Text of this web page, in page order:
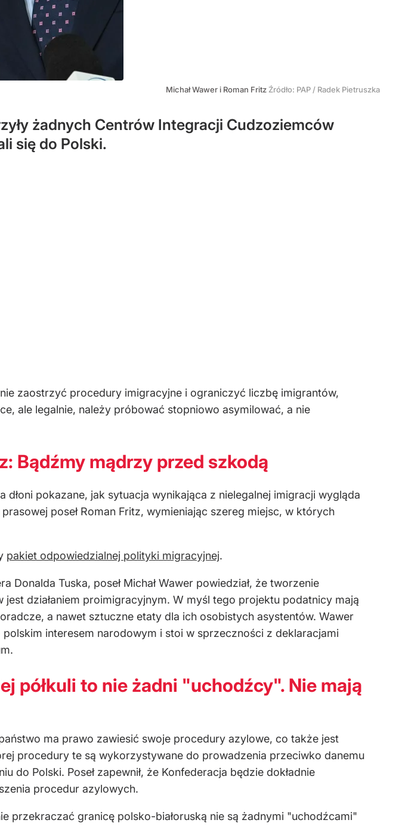
Michał Wawer i Roman Fritz Źródło: PAP / Radek Pietruszka
żadnych Centrów Integracji Cudzoziemców
się do Polski.
zaostrzyć procedury imigracyjne i ograniczyć liczbę imigrantów,
ale legalnie, należy próbować stopniowo asymilować, a nie
Bądźmy mądrzy przed szkodą
pokazane, jak sytuacja wynikająca z nielegalnej imigracji wygląda
poseł Roman Fritz, wymieniając szereg miejsc, w których
pakiet odpowiedzialnej polityki migracyjnej.
Donalda Tuska, poseł Michał Wawer powiedział, że tworzenie
działaniem proimigracyjnym. W myśl tego projektu podatnicy mają
a nawet sztuczne etaty dla ich osobistych asystentów. Wawer
interesem narodowym i stoi w sprzeczności z deklaracjami
półkuli to nie żadni "uchodźcy". Nie mają
ma prawo zawiesić swoje procedury azylowe, co także jest
procedury te są wykorzystywane do prowadzenia przeciwko danemu
Polski. Poseł zapewnił, że Konfederacja będzie dokładnie
procedur azylowych.
przekraczać granicę polsko-białoruską nie są żadnymi "uchodźcami"